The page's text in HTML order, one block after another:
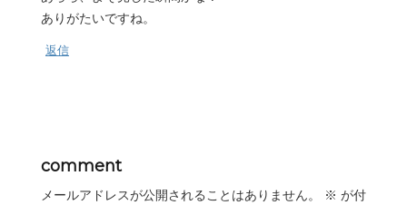
ありがたいですね。
返信
comment
メールアドレスが公開されることはありません。 ※ が付